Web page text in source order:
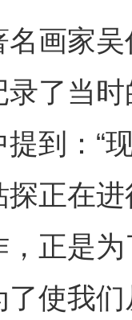
家吴
录了当
提到：“
探正在
，正是
了使我